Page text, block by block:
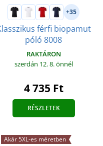
+35
férfi biopamut
póló 8008
RAKTÁRON
szerdán 12. 8.önnél
4 735 Ft
RÉSZLETEK
Akár 5XL-es méretben